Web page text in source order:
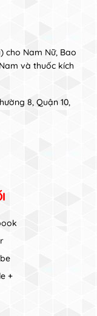
cho Nam Nữ, Bao
và thuốc kích
8, Quận 10,
+